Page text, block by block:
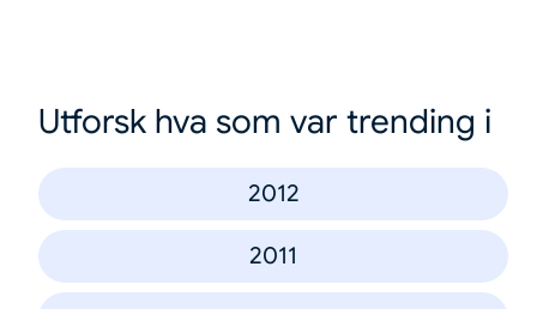
Utforsk hva som var trending i
2012
2011